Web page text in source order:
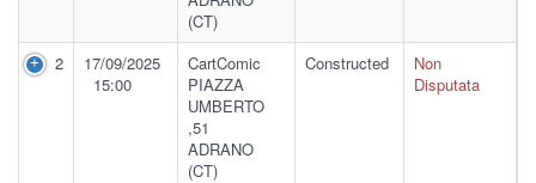
(CT)
2
17/09/2025
15:00
CartComic
PIAZZA
UMBERTO
,51
ADRANO
(CT)
Constructed
Non
Disputata